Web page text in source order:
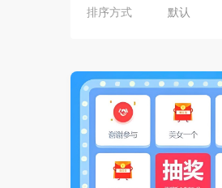
排序方式 默认